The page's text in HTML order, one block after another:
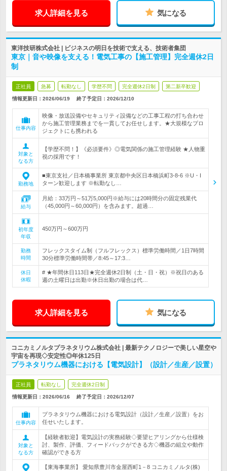
求人詳細を見る 気になる
東洋技研株式会社 | ビジネスの明日を技術で支える、技術者集団
東京｜音や映像を支える！電気工事の【施工管理】完全週休2日
制
正社員 急募 転勤なし 学歴不問 完全週休2日制 第二新卒歓迎
情報更新日：2026/06/19 終了予定日： 2026/12/10
仕事内容
映像・放送設備やセキュリティ設備などの工事工程の打ち合わせ
から施工管理業務までを一貫してお任せします。★大規模なプロ
ジェクトにも携われる
対象と
なる方
【学歴不問！】《必須要件》◎電気関係の施工管理経験 ★人物重
視の採用です！
勤務地
■東京支社／日本橋事業所 東京都中央区日本橋浜町3-8-6 ※U・I
ターン歓迎します ※転勤なし…
給与
月給：33万円～51万5,000円※給与には20時間分の固定残業代
（45,000円～60,000円）を含みます。超過…
初年度
年収
450万円～600万円
勤務
時間
フレックスタイム制（フルフレックス）標準労働時間／1日7時間
30分標準労働時間帯／8:45～17:3…
休日
休暇
# ★年間休日113日★完全週休2日制（土・日・祝）※祝日のある
週の土曜日は出勤※休日出勤の場合は代…
求人詳細を見る 気になる
コニカミノルタプラネタリウム株式会社 | 最新テクノロジーで美しい星空や
宇宙を再現◇安定性◎年休125日
プラネタリウム機器における【電気設計】（設計／生産／設置）
正社員 転勤なし 完全週休2日制
情報更新日：2026/06/16 終了予定日： 2026/12/07
仕事内容
プラネタリウム機器における電気設計（設計／生産／設置）をお
任せいたします。
対象と
なる方
【経験者歓迎】電気設計の実務経験◇要望ヒアリングから仕様検
討、製作、評価、フィードバックができる方◇機器の組立や動作
確認ができる方
【東海事業所】 愛知県豊川市金屋西町1－8 コニカミノルタ(株)